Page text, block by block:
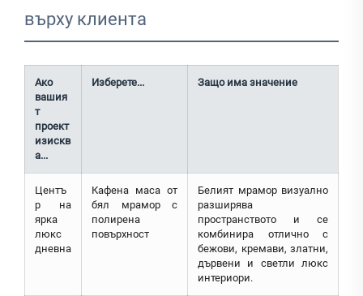
върху клиента
Ако
вашия
т
проект
изискв
а...
Изберете... Защо има значение
Центъ
р на
ярка
люкс
дневна
Кафена маса от
бял мрамор с
полирена
повърхност
Белият мрамор визуално
разширява
пространството и се
комбинира отлично с
бежови, кремави, златни,
дървени и светли люкс
интериори.